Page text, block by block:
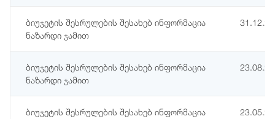
ბიუჯეტის შესრულების შესახებ ინფორმაცია
ნაზარდი ჯამით
ბიუჯეტის შესრულების შესახებ ინფორმაცია
ნაზარდი ჯამით
ბიუჯეტის შესრულების შესახებ ინფორმაცია